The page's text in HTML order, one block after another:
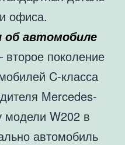
офиса.
автомобиле
поколение
C-класса
Mercedes-
W202 в
автомобиль